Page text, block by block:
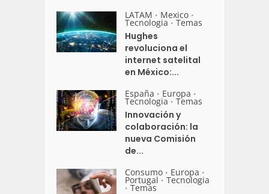
LATAM • Mexico •
Tecnologia • Temas
Hughes
revoluciona el
internet satelital
en México:...
España • Europa •
Tecnologia • Temas
Innovación y
colaboración: la
nueva Comisión
de...
Consumo • Europa •
Portugal • Tecnologia
• Temas